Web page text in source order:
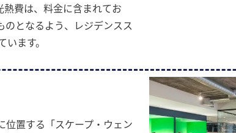
熱費は、料金に含まれてお
のとなるよう、レジデンスス
ます。
位置する「スケープ・ウェン